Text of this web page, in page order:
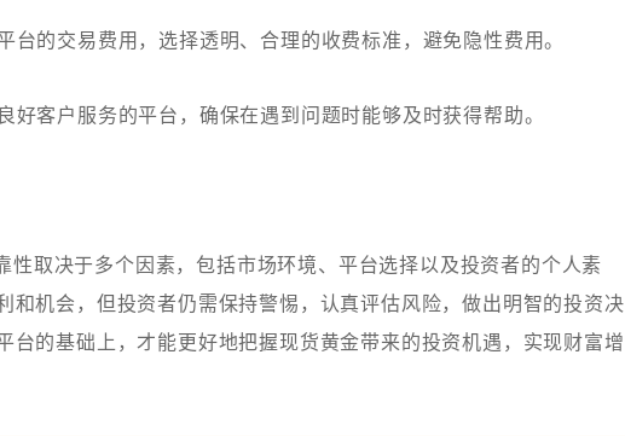
台的交易费用，选择透明、合理的收费标准，避免隐性费用。
好客户服务的平台，确保在遇到问题时能够及时获得帮助。
性取决于多个因素，包括市场环境、平台选择以及投资者的个人素
和机会，但投资者仍需保持警惕，认真评估风险，做出明智的投资决
台的基础上，才能更好地把握现货黄金带来的投资机遇，实现财富增